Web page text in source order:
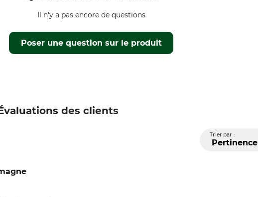
Poser une question sur le produit
Il n'y a pas encore de questions
des clients
Trier par :
Pertinence